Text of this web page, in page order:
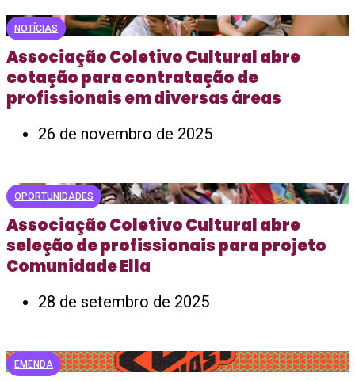
NOTÍCIAS
Associação Coletivo Cultural abre
cotação para contratação de
profissionais em diversas áreas
26 de novembro de 2025
OPORTUNIDADES
Associação Coletivo Cultural abre
seleção de profissionais para projeto
Comunidade Ella
28 de setembro de 2025
EMENDA